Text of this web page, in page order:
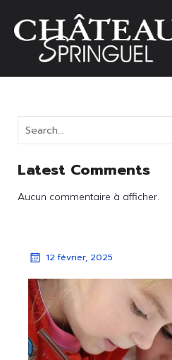
Latest Comments
Aucun commentaire à afficher.
12 février, 2025